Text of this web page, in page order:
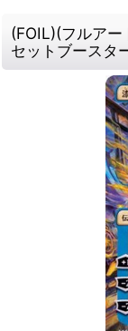
(FOIL)(フルア
セットブースタ